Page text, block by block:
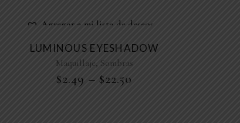
Agregar a mi lista de deseos
LUMINOUS EYESHADOW
Maquillaje, Sombras
$2.49 – $22.50